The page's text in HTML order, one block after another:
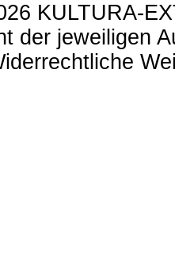
KULTURA-
der jeweiligen